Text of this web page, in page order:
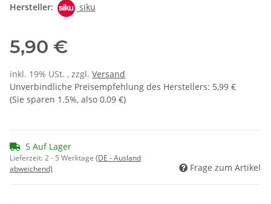
Hersteller:
siku
5,90 €
inkl. 19% USt. , zzgl. Versand
Unverbindliche Preisempfehlung des Herstellers: 5,99 €
(Sie sparen 1.5%, also 0,09 €)
5 Auf Lager
Lieferzeit:2 - 5 Werktage (DE - Ausland
abweichend)
Frage zum Artikel